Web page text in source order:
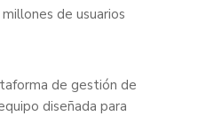
de usuarios
de gestión de
diseñada para